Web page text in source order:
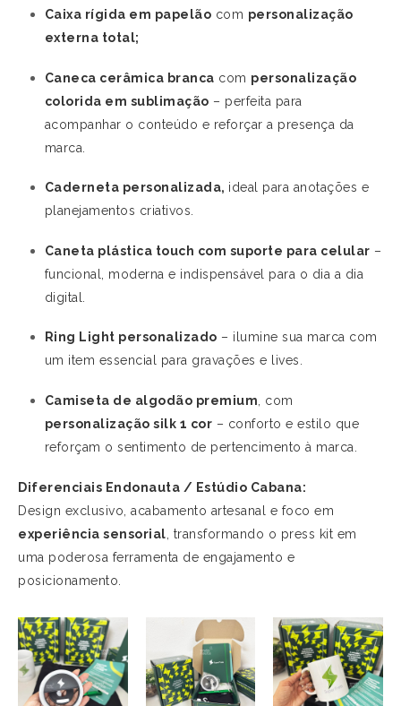
Caixa rígida em papelão com personalização
externa total;
Caneca cerâmica branca com personalização
colorida em sublimação – perfeita para
acompanhar o conteúdo e reforçar a presença da
marca.
Caderneta personalizada, ideal para anotações e
planejamentos criativos.
Caneta plástica touch com suporte para celular –
funcional, moderna e indispensável para o dia a dia
digital.
Ring Light personalizado – ilumine sua marca com
um item essencial para gravações e lives.
Camiseta de algodão premium , com
personalização silk 1 cor – conforto e estilo que
reforçam o sentimento de pertencimento à marca.
Diferenciais Endonauta / Estúdio Cabana:
Design exclusivo, acabamento artesanal e foco em
experiência sensorial , transformando o press kit em
uma poderosa ferramenta de engajamento e
posicionamento.